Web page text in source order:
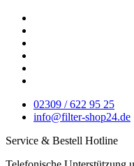
02309 / 622 95 25
info@filter-shop24.de
Service & Bestell Hotline